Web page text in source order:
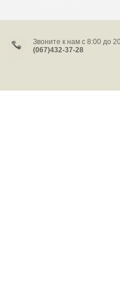
Звоните к нам c 8:00 до
(067)432-37-28